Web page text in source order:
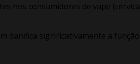
nos consumidores de vape
significativamente a